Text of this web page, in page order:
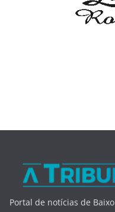
Portal de notícias de